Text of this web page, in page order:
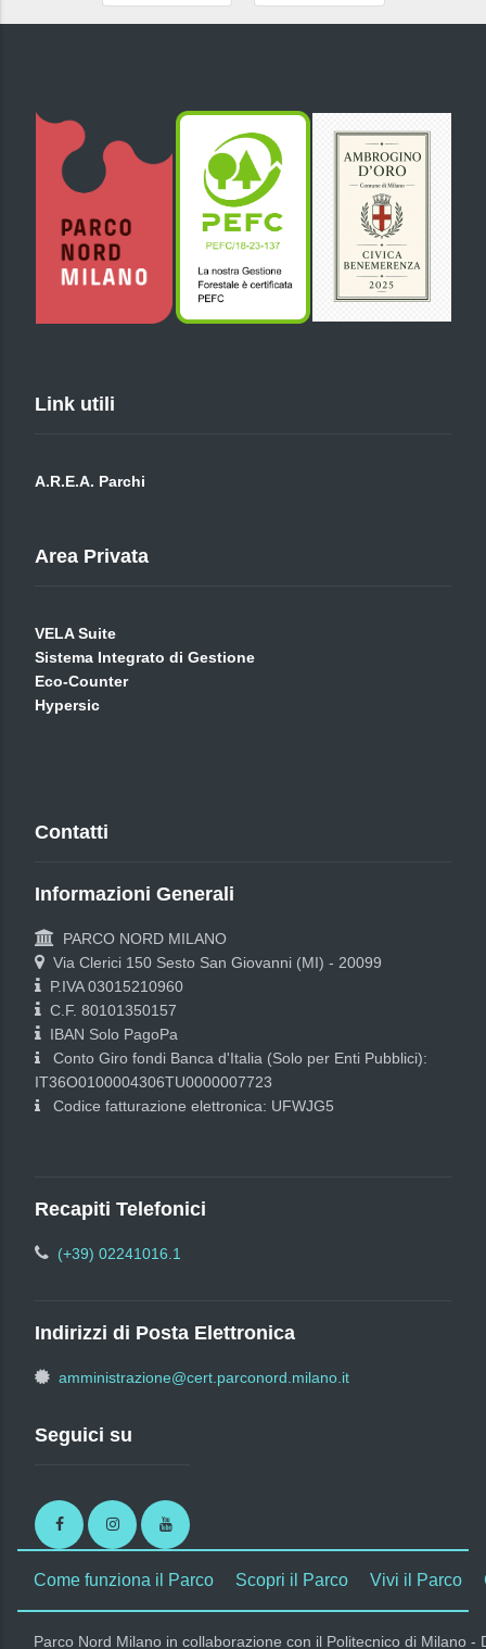
Link utili
A.R.E.A. Parchi
Area Privata
VELA Suite
Sistema Integrato di Gestione
Eco-Counter
Hypersic
Contatti
Informazioni Generali
PARCO NORD MILANO
Via Clerici 150 Sesto San Giovanni (MI) - 20099
P.IVA 03015210960
C.F. 80101350157
IBAN Solo PagoPa
Conto Giro fondi Banca d'Italia (Solo per Enti Pubblici):
IT36O0100004306TU0000007723
Codice fatturazione elettronica: UFWJG5
Recapiti Telefonici
(+39) 02241016.1
Indirizzi di Posta Elettronica
amministrazione@cert.parconord.milano.it
Seguici su
FacebookInstagramYoutube
Come funziona il Parco Scopri il Parco Vivi il Parco
Parco Nord Milano in collaborazione con il Politecnico di Milano